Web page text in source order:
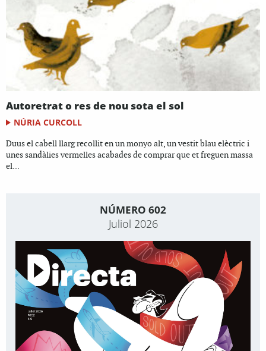
Autoretrat o res de nou sota el sol
NÚRIA CURCOLL
Duus el cabell llarg recollit en un monyo alt, un vestit blau elèctric i
unes sandàlies vermelles acabades de comprar que et freguen massa
el...
NÚMERO 602
Juliol 2026